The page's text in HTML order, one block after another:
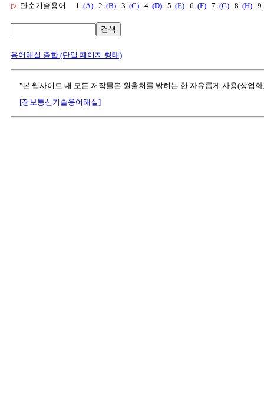
▷ 단순기술용어 1. (A) 2. (B) 3. (C) 4. (D) 5. (E) 6. (F) 7. (G) 8. (H)
검색
용어해설 종합 (단일 페이지 형태)
"본 웹사이트 내 모든 저작물은 원출처를 밝히는 한 자유롭게 사용(상업
[정보통신기술용어해설]